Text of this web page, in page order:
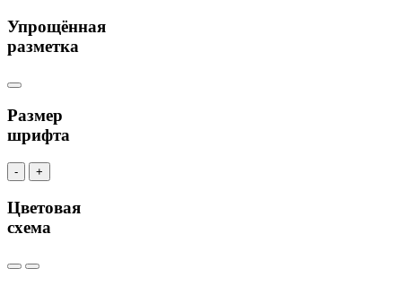
Упрощённая
разметка
Размер
шрифта
- +
Цветовая
схема